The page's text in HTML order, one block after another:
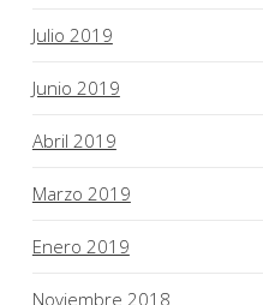
Julio 2019
Junio 2019
Abril 2019
Marzo 2019
Enero 2019
Noviembre 2018